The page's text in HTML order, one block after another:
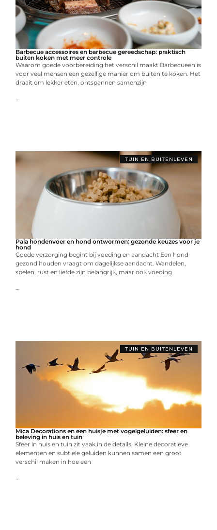
Barbecue accessoires en barbecue gereedschap: praktisch
buiten koken met meer controle
Waarom goede voorbereiding het verschil maakt Barbecueën is
voor veel mensen een gezellige manier om buiten te koken. Het
draait om lekker eten, ontspannen samenzijn
...
TUIN EN BUITENLEVEN
Pala hondenvoer en hond ontwormen: gezonde keuzes voor je
hond
Goede verzorging begint bij voeding en aandacht Een hond
gezond houden vraagt om dagelijkse aandacht. Wandelen,
spelen, rust en liefde zijn belangrijk, maar ook voeding
...
TUIN EN BUITENLEVEN
Mica Decorations en een huisje met vogelgeluiden: sfeer en
beleving in huis en tuin
Sfeer in huis en tuin zit vaak in de details. Kleine decoratieve
elementen en subtiele geluiden kunnen samen een groot
verschil maken in hoe een
...